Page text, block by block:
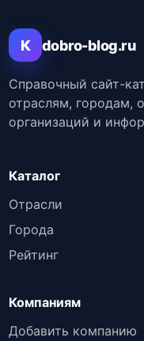
К dobro-blog.ru
Справочный сайт-
отраслям, городам,
организаций и
Каталог
Отрасли
Города
Рейтинг
Компаниям
Добавить компанию